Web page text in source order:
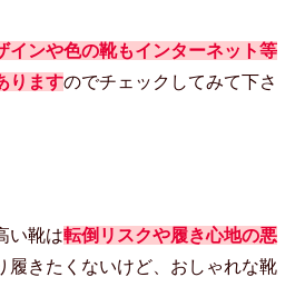
インや色の靴もインターネット等
りますのでチェックしてみて下さ
い靴は転倒リスクや履き心地の悪
履きたくないけど、おしゃれな靴